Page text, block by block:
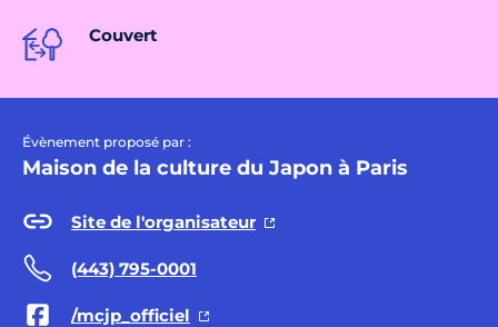
Couvert
Évènement proposé par :
Maison de la culture du Japon à Paris
Site de l'organisateur
(443) 795-0001
/mcjp_officiel